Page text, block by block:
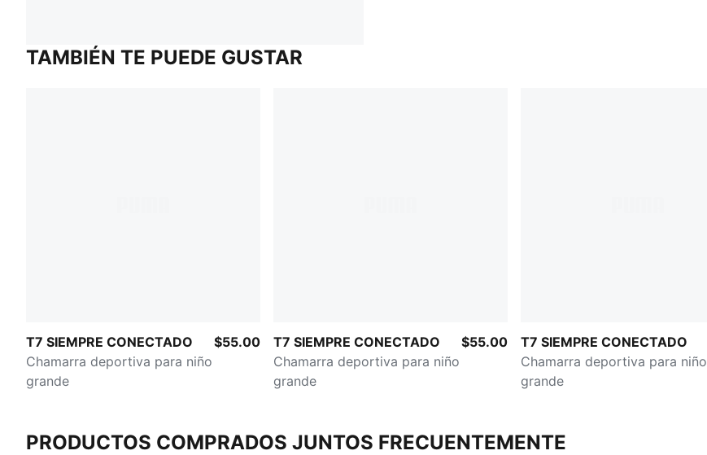
TAMBIÉN TE PUEDE GUSTAR
T7 SIEMPRE CONECTADO
Chamarra deportiva para niño
grande
$55.00
T7 SIEMPRE CONECTADO
Chamarra deportiva para niño
grande
$55.00
T7 SIEMPRE CONECTADO
Chamarra deportiva para niño
grande
PRODUCTOS COMPRADOS JUNTOS FRECUENTEMENTE